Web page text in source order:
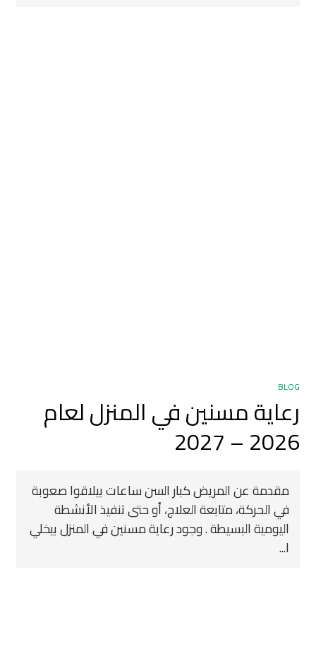
BLOG
رعاية مسنين في المنزل لعام
2026 – 2027
مقدمة عن المريض كبار السن ساعات بيلاقوا صعوبة
في الحركة، متابعة العلاج، أو حتى تنفيذ الأنشطة
اليومية البسيطة . وجود رعاية مسنين في المنزل بيخلي
ا...